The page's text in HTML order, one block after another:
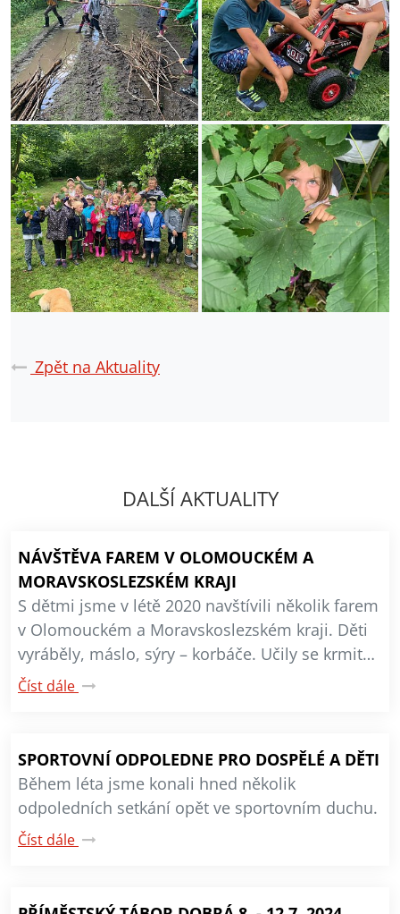
Zpět na Aktuality
DALŠÍ AKTUALITY
NÁVŠTĚVA FAREM V OLOMOUCKÉM A
MORAVSKOSLEZSKÉM KRAJI
S dětmi jsme v létě 2020 navštívili několik farem
v Olomouckém a Moravskoslezském kraji. Děti
vyráběly, máslo, sýry – korbáče. Učily se krmit…
Číst dále
SPORTOVNÍ ODPOLEDNE PRO DOSPĚLÉ A DĚTI
Během léta jsme konali hned několik
odpoledních setkání opět ve sportovním duchu.
Číst dále